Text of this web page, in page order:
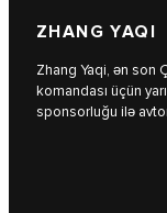
ZHANG YAQI
Zhang Yaqi, ən son
komandası üçün
sponsorluğu ilə